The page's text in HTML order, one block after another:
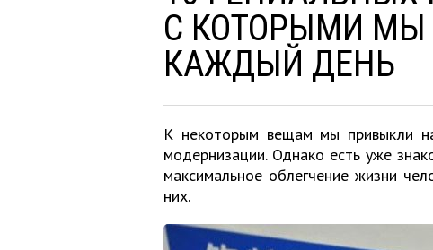
С КОТОРЫМИ МЫ
КАЖДЫЙ ДЕНЬ
К некоторым вещам мы привыкли
модернизации. Однако есть уже
максимальное облегчение жизни
них.